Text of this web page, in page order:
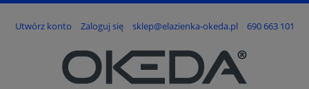
Utwórz konto Zaloguj się sklep@elazienka-okeda.pl 690 663 101